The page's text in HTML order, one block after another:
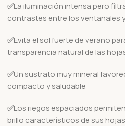
✅La iluminación intensa pero
contrastes entre los ventanales
✅Evita el sol fuerte de verano
transparencia natural de las
✅Un sustrato muy mineral
compacto y saludable
✅Los riegos espaciados
brillo característicos de sus hojas